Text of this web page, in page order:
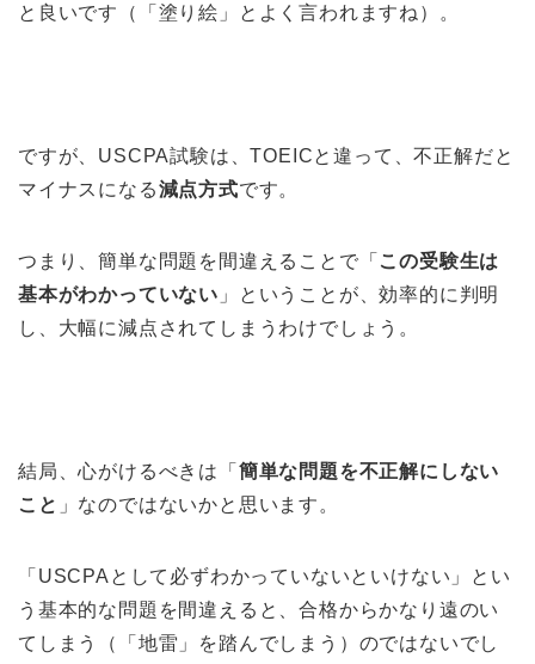
と良いです（「塗り絵」とよく言われますね）。
ですが、USCPA試験は、TOEICと違って、不正解だと
マイナスになる減点方式です。
つまり、簡単な問題を間違えることで「 この受験生は
基本がわかっていない 」ということが、効率的に判明
し、大幅に減点されてしまうわけでしょう。
結局、心がけるべきは「 簡単な問題を不正解にしない
こと 」なのではないかと思います。
「USCPAとして必ずわかっていないといけない」とい
う基本的な問題を間違えると、合格からかなり遠のい
てしまう（「地雷」を踏んでしまう）のではないでし